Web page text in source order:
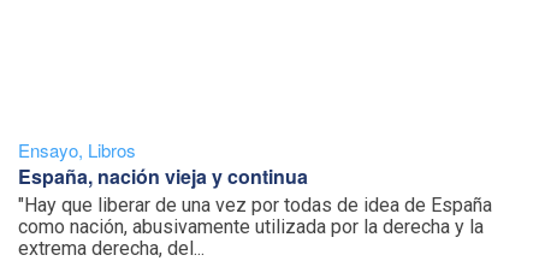
Ensayo, Libros
España, nación vieja y continua
"Hay que liberar de una vez por todas de idea de España
como nación, abusivamente utilizada por la derecha y la
extrema derecha, del...